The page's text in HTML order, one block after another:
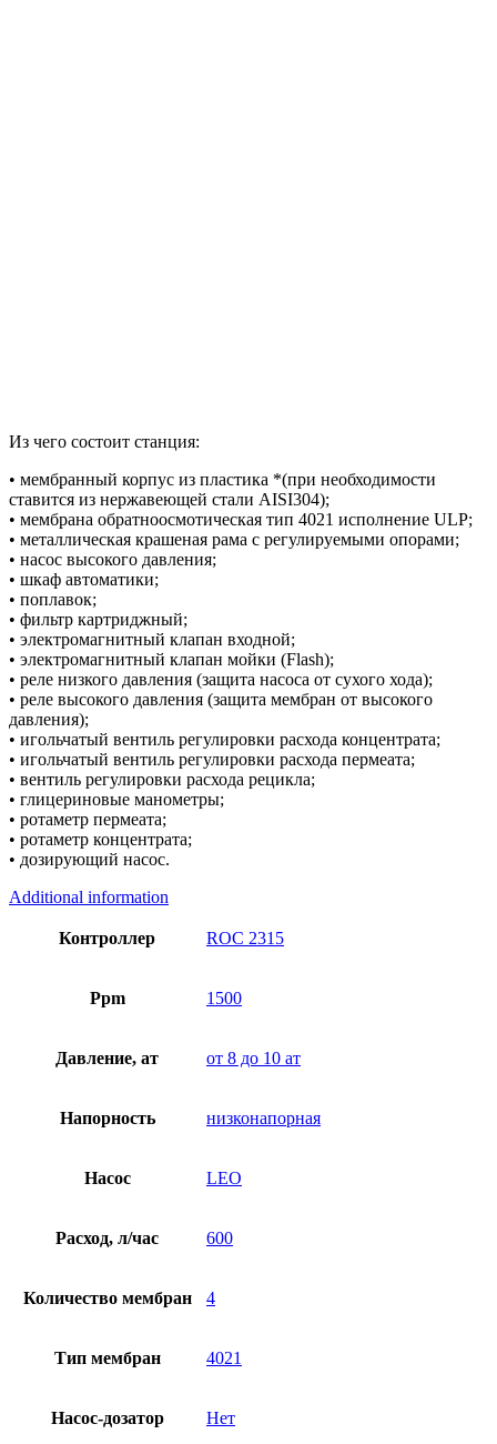
Из чего состоит станция:
• мембранный корпус из пластика *(при необходимости
ставится из нержавеющей стали AISI304);
• мембрана обратноосмотическая тип 4021 исполнение ULP;
• металлическая крашеная рама с регулируемыми опорами;
• насос высокого давления;
• шкаф автоматики;
• поплавок;
• фильтр картриджный;
• электромагнитный клапан входной;
• электромагнитный клапан мойки (Flash);
• реле низкого давления (защита насоса от сухого хода);
• реле высокого давления (защита мембран от высокого
давления);
• игольчатый вентиль регулировки расхода концентрата;
• игольчатый вентиль регулировки расхода пермеата;
• вентиль регулировки расхода рецикла;
• глицериновые манометры;
• ротаметр пермеата;
• ротаметр концентрата;
• дозирующий насос.
Additional information
Контроллер ROC 2315
Ppm 1500
Давление, ат от 8 до 10 ат
Напорность низконапорная
Насос LEO
Расход, л/час 600
Количество мембран 4
Тип мембран 4021
Насос-дозатор Нет